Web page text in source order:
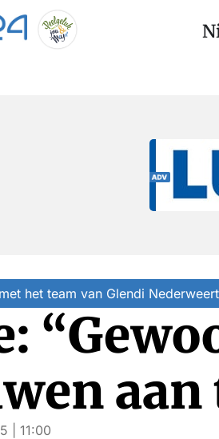
het team van Glendi Nederweert
| 11:00